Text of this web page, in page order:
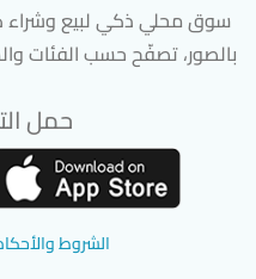
سوق محلي ذكي لبيع وشراء
بالصور، تصفّح حسب الفئات
حمل
الشروط